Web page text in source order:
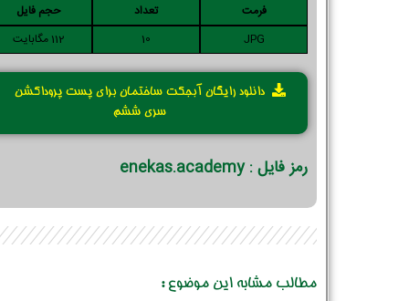
دانلود رایگان آبجکت ساختمان برای پست پروداکشن
سری ششم
رمز فایل : enekas.academy
فرمت تعداد
حجم فایل
JPG
10 112 مگابایت
مطالب مشابه این موضوع :